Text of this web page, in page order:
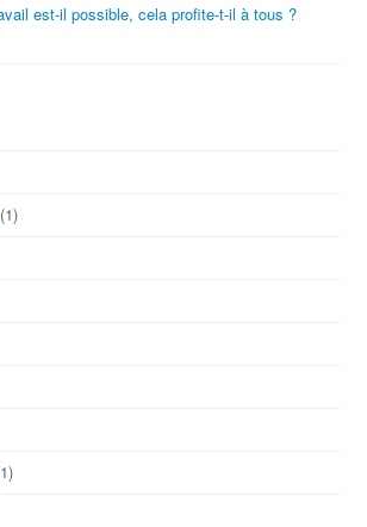
est-il possible, cela profite-t-il à tous ?
(1)